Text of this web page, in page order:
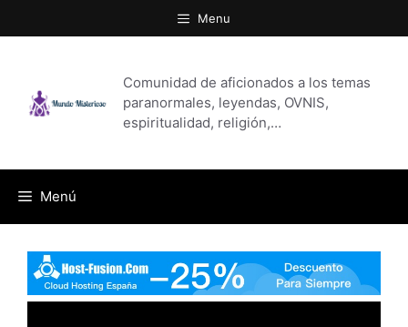
al
Menu
Comunidad de aficionados a los temas
paranormales, leyendas, OVNIS,
espiritualidad, religión,…
Menú